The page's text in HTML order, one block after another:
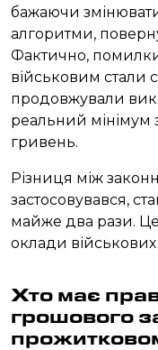
бажаючи змінювати
алгоритми,
Фактично,
військовим стали
продовжували
реальний мінімум
гривень.
Різниця між
застосовувався,
майже два рази.
оклади
Хто має
грошового